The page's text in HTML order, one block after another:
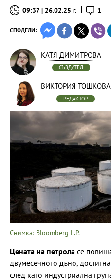
09:37 | 26.02.25 г. 1
СПОДЕЛИ:
КАТЯ ДИМИТРОВА
СЪЗДАТЕЛ
ВИКТОРИЯ ТОШКОВА
РЕДАКТОР
Снимка: Bloomberg L.P.
Цената на петрола се
двумесечното дъно,
след като индустриална